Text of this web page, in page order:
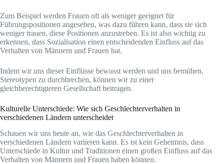
Zum Beispiel werden Frauen oft als weniger geeignet für
Führungspositionen angesehen, was dazu führen kann, dass sie sich
weniger trauen, diese Positionen anzustreben. Es ist also wichtig zu
erkennen, dass Sozialisation einen entscheidenden Einfluss auf das
Verhalten von Männern und Frauen hat.
Indem wir uns dieser Einflüsse bewusst werden und uns bemühen,
Stereotypen zu durchbrechen, können wir zu einer
gleichberechtigteren Gesellschaft beitragen.
Kulturelle Unterschiede: Wie sich Geschlechterverhalten in
verschiedenen Ländern unterscheidet
Schauen wir uns heute an, wie das Geschlechterverhalten in
verschiedenen Ländern variieren kann. Es ist kein Geheimnis, dass
Unterschiede in Kultur und Traditionen einen großen Einfluss auf das
Verhalten von Männern und Frauen haben können.